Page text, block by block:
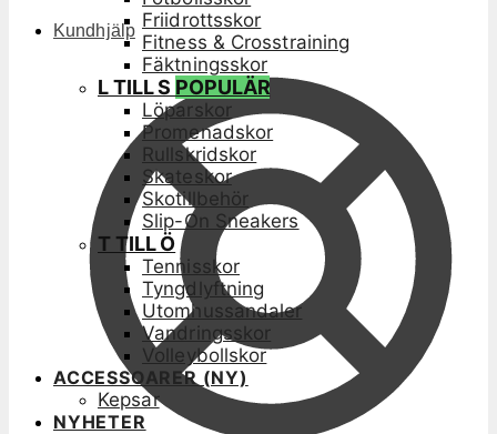
Kundhjälp Friidrottsskor
Fitness & Crosstraining
Fäktningsskor
L TILL S POPULÄR
Löparskor
Promenadskor
Rullskridskor
Skateskor
Skotillbehör
Slip-On Sneakers
T TILL Ö
Tennisskor
Tyngdlyftning
Utomhussandaler
Vandringsskor
Volleybollskor
ACCESSOARER (NY)
Kepsar
NYHETER